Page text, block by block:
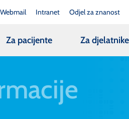
Webmail Intranet Odjel za znanost
Za pacijente Za djelatnike